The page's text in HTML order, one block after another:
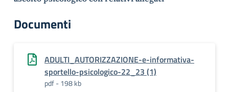
Documenti
ADULTI_AUTORIZZAZIONE-e-informativa-
sportello-psicologico-22_23 (1)
pdf - 198 kb